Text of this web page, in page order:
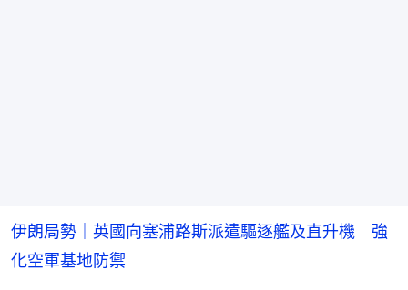
伊朗局勢｜英國向塞浦路斯派遣驅逐艦及直升機 強
化空軍基地防禦